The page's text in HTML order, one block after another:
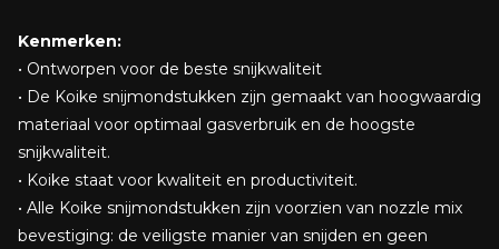
Kenmerken:
• Ontworpen voor de beste snijkwaliteit
• De Koike snijmondstukken zijn gemaakt van hoogwaardig
materiaal voor optimaal gasverbruik en de hoogste
snijkwaliteit.
• Koike staat voor kwaliteit en productiviteit.
• Alle Koike snijmondstukken zijn voorzien van nozzle mix
bevestiging: de veiligste manier van snijden en geen